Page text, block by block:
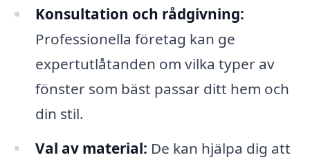
Konsultation och rådgivning:
Professionella företag kan ge
expertutlåtanden om vilka typer av
fönster som bäst passar ditt hem och
din stil.
Val av material: De kan hjälpa dig att